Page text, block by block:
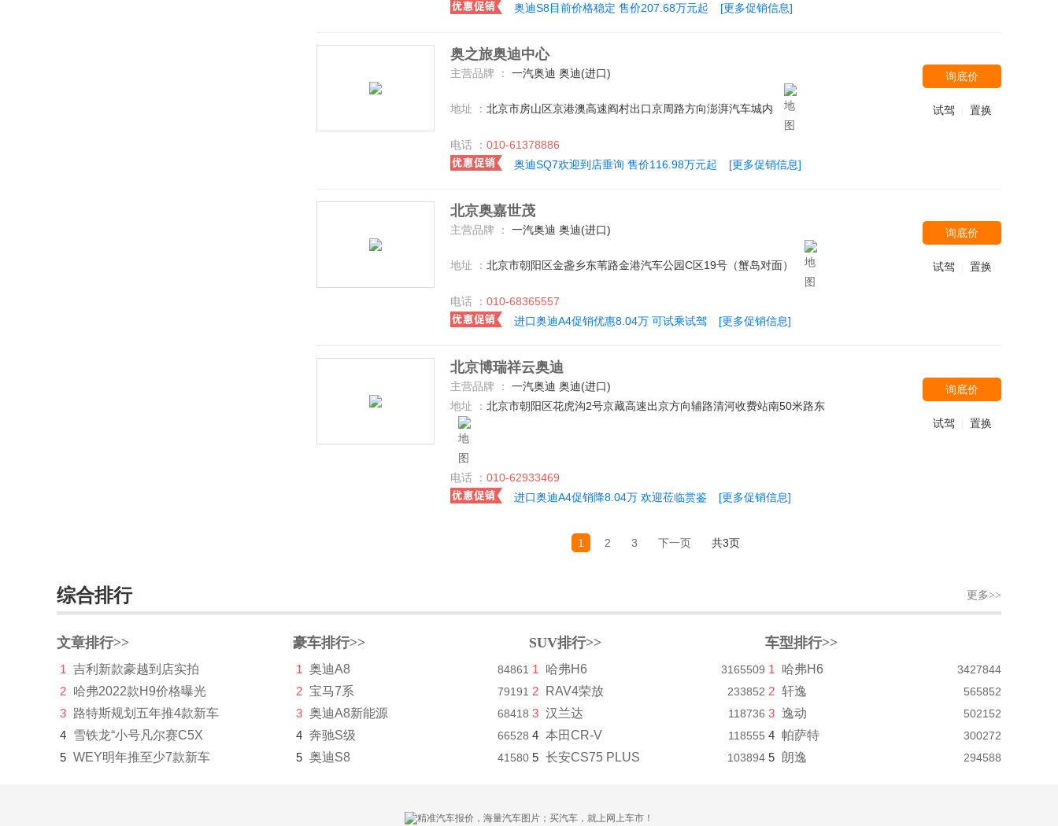
比亚迪
BRP
布加迪
C
奥迪S8目前价格稳定 售价207.68万元起
[更多促销信息]
奥之旅奥迪中心
主营品牌 ： 一汽奥迪 奥迪(进口)
地址 ： 北京市房山区京港澳高速阎村出口京周路方向澎湃汽车城内
电话 ： 010-61378886
奥迪SQ7欢迎到店垂询 售价116.98万元起
[更多促销信息]
询底价
试驾 置换
北京奥嘉世茂
主营品牌 ： 一汽奥迪 奥迪(进口)
地址 ： 北京市朝阳区金盏乡东苇路金港汽车公园C区19号（蟹岛对面）
电话 ： 010-68365557
进口奥迪A4促销优惠8.04万 可试乘试驾
[更多促销信息]
询底价
试驾 置换
北京博瑞祥云奥迪
主营品牌 ：
一汽奥迪 奥迪(进口)
地址 ： 北京市朝阳区花虎沟2号京藏高速出京方向辅路清河收费站南50米路东
电话 ： 010-62933469
进口奥迪A4促销降8.04万 欢迎莅临赏鉴
[更多促销信息]
询底价
试驾 置换
1 2 3 下一页 共3页
综合排行 更多>>
文章排行>>
1
吉利新款豪越到店实拍
2 哈弗2022款H9价格曝光
3 路特斯规划五年推4款新车
4 雪铁龙“小号凡尔赛C5X
5 WEY明年推至少7款新车
豪车排行>>
1 奥迪A8 84861
2 宝马7系 79191
3 奥迪A8新能源 68418
4 奔驰S级 66528
5 奥迪S8 41580
SUV排行>>
1 哈弗H6 3165509
2 RAV4荣放 233852
3 汉兰达 118736
4 本田CR-V 118555
5 长安CS75 PLUS 103894
车型排行>>
1 哈弗H6 3427844
2 轩逸 565852
3 逸动 502152
4 帕萨特 300272
5 朗逸 294588